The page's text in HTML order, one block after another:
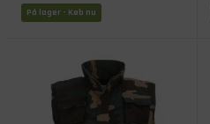
På lager - Køb nu